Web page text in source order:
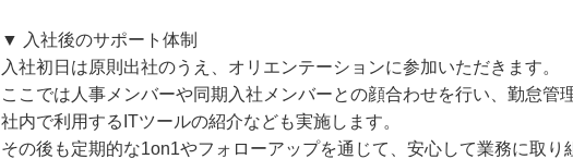
▼ 入社後のサポート体制
入社初日は原則出社のうえ、オリエンテーションに参加いただきます。
ここでは人事メンバーや同期入社メンバーとの顔合わせを行い、勤怠管
社内で利用するITツールの紹介なども実施します。
その後も定期的な1on1やフォローアップを通じて、安心して業務に取り